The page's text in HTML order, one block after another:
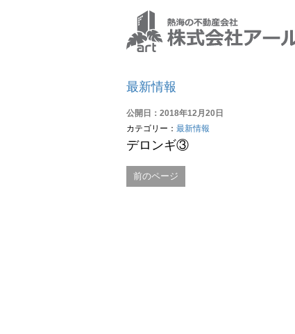
最新情報
公開日：2018年12月20日
カテゴリー： 最新情報
デロンギ③
前のページ